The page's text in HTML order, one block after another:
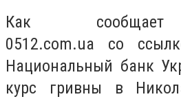
Как сообщает
0512.com.ua со
Национальный банк
курс гривны в